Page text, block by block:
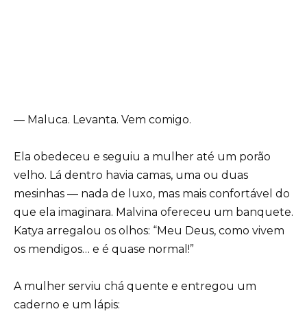
— Maluca. Levanta. Vem comigo.
Ela obedeceu e seguiu a mulher até um porão
velho. Lá dentro havia camas, uma ou duas
mesinhas — nada de luxo, mas mais confortável do
que ela imaginara. Malvina ofereceu um banquete.
Katya arregalou os olhos: “Meu Deus, como vivem
os mendigos… e é quase normal!”
A mulher serviu chá quente e entregou um
caderno e um lápis: